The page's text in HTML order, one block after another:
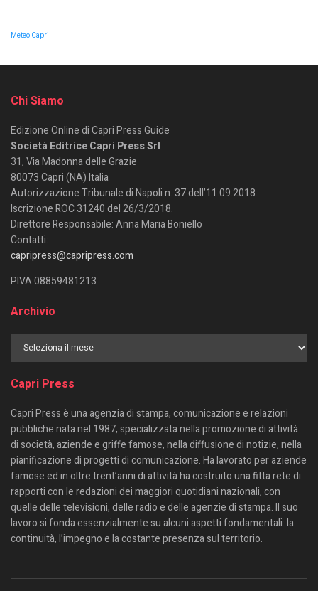
Meteo Capri
Chi Siamo
Edizione Online di Capri Press Guide
Società Editrice Capri Press Srl
31, Via Madonna delle Grazie
80073 Capri (NA) Italia
Autorizzazione Tribunale di Napoli n. 37 dell’11.09.2018.
Iscrizione ROC 31240 del 26/3/2018.
Direttore Responsabile: Anna Maria Boniello
Contatti:
capripress@capripress.com
P.IVA 08859481213
Archivio
Capri Press
Capri Press è una agenzia di stampa, comunicazione e relazioni
pubbliche nata nel 1987, specializzata nella promozione di attività
di società, aziende e griffe famose, nella diffusione di notizie, nella
pianificazione di progetti di comunicazione. Ha lavorato per aziende
famose ed in oltre trent’anni di attività ha costruito una fitta rete di
rapporti con le redazioni dei maggiori quotidiani nazionali, con
quelle delle televisioni, delle radio e delle agenzie di stampa. Il suo
lavoro si fonda essenzialmente su alcuni aspetti fondamentali: la
continuità, l’impegno e la costante presenza sul territorio.